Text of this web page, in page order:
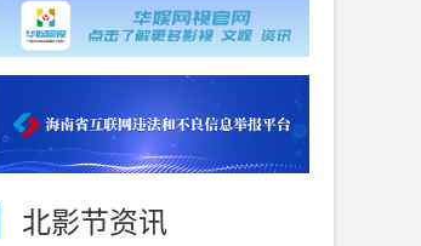
北影节资讯